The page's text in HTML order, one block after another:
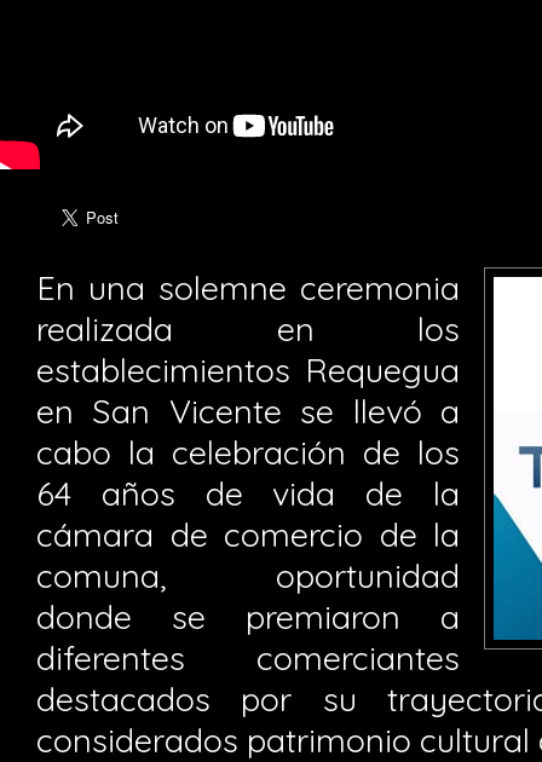
En una solemne ceremonia
realizada en los
establecimientos Requegua
en San Vicente se llevó a
cabo la celebración de los
64 años de vida de la
cámara de comercio de la
comuna, oportunidad
donde se premiaron a
diferentes comerciantes
destacados por su
considerados patrimonio cultural